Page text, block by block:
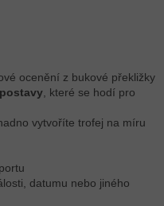
ocenění z bukové překližky
, které se hodí pro
vytvoříte trofej na míru
datumu nebo jiného